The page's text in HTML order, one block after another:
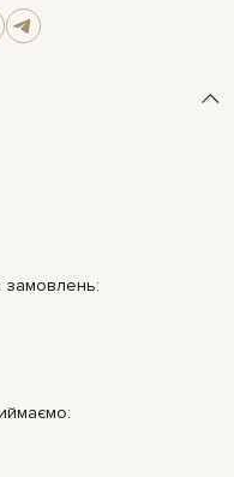
замовлень: